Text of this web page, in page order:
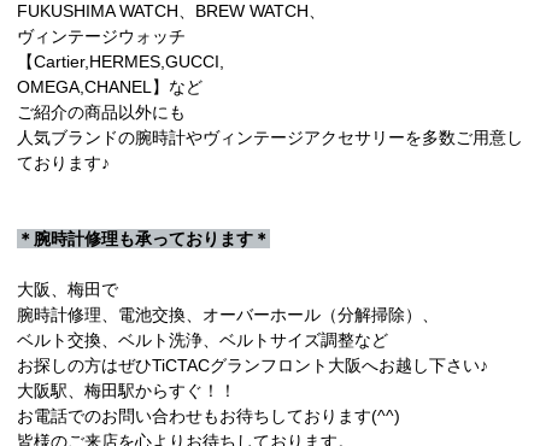
FUKUSHIMA WATCH、BREW WATCH、
ヴィンテージウォッチ
【Cartier,HERMES,GUCCI,
OMEGA,CHANEL】など
ご紹介の商品以外にも
人気ブランドの腕時計やヴィンテージアクセサリーを多数ご用意し
ております♪
＊腕時計修理も承っております＊
大阪、梅田で
腕時計修理、電池交換、オーバーホール（分解掃除）、
ベルト交換、ベルト洗浄、ベルトサイズ調整など
お探しの方はぜひTiCTACグランフロント大阪へお越し下さい♪
大阪駅、梅田駅からすぐ！！
お電話でのお問い合わせもお待ちしております(^^)
皆様のご来店を心よりお待ちしております。